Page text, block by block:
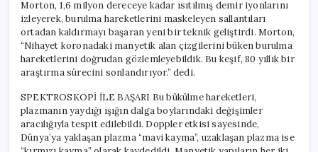
Morton, 1,6 milyon dereceye kadar ısıtılmış demir iyonlarını
izleyerek, burulma hareketlerini maskeleyen sallantıları
ortadan kaldırmayı başaran yeni bir teknik geliştirdi. Morton,
“Nihayet koronadaki manyetik alan çizgilerini büken burulma
hareketlerini doğrudan gözlemleyebildik. Bu keşif, 80 yıllık bir
araştırma sürecini sonlandırıyor.” dedi.
SPEKTROSKOPİ İLE BAŞARI Bu bükülme hareketleri,
plazmanın yaydığı ışığın dalga boylarındaki değişimler
aracılığıyla tespit edilebildi. Doppler etkisi sayesinde,
Dünya’ya yaklaşan plazma “mavi kayma”, uzaklaşan plazma ise